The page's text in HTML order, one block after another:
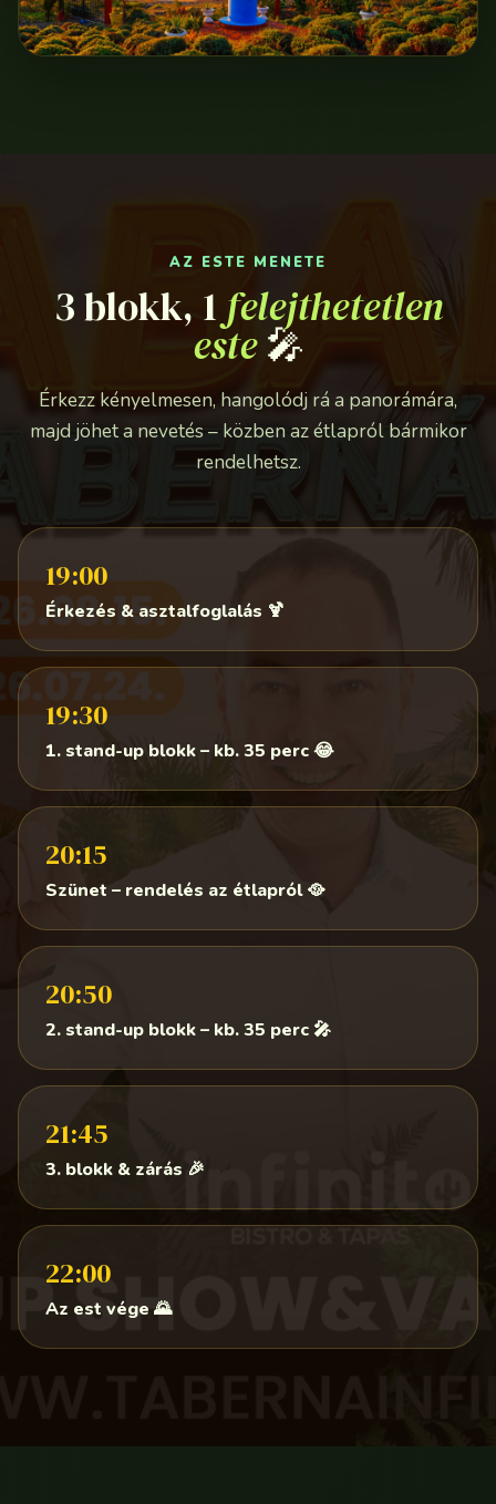
AZ ESTE MENETE
3 blokk, 1 felejthetetlen
este🎤
Érkezz kényelmesen, hangolódj rá a panorámára,
majd jöhet a nevetés – közben az étlapról bármikor
rendelhetsz.
19:00
Érkezés & asztalfoglalás 🍹
19:30
1. stand-up blokk – kb. 35 perc 😂
20:15
Szünet – rendelés az étlapról 🥘
20:50
2. stand-up blokk – kb. 35 perc 🎤
21:45
3. blokk & zárás 🎉
22:00
Az est vége 🌄